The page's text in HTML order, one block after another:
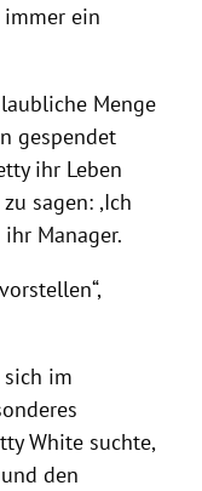
immer ein
Menge
gespendet
ihr Leben
sagen: ,Ich
ihr Manager.
im
White suchte,
den